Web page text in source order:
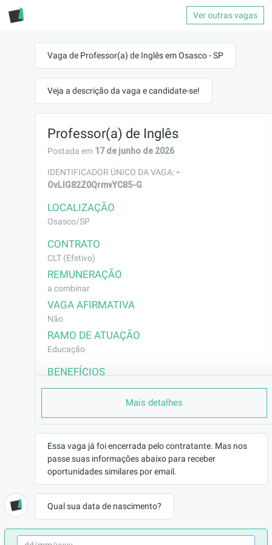
Ver outras vagas
Vaga de Professor(a) de Inglês em Osasco - SP
Veja a descrição da vaga e candidate-se!
Professor(a) de Inglês
Postada em 17 de junho de 2026
IDENTIFICADOR ÚNICO DA VAGA: -
OvLIG82Z0QrmvYC85-G
LOCALIZAÇÃO
Osasco/SP
CONTRATO
CLT (Efetivo)
REMUNERAÇÃO
a combinar
VAGA AFIRMATIVA
Não
RAMO DE ATUAÇÃO
Educação
BENEFÍCIOS
Planejar e conduzir aulas conforme o currículo
Aplicar metodologias dinâmicas e recursos
tecnológicos no ensino;
Gerenciar a sala de aula, garantindo um
ambiente de aprendizado produtivo;
Participar de reuniões pedagógicas e
atividades institucionais;
Mais detalhes
Essa vaga já foi encerrada pelo contratante. Mas nos
passe suas informações abaixo para receber
oportunidades similares por email.
Qual sua data de nascimento?